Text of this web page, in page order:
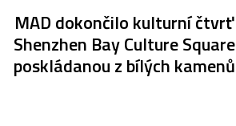
MAD dokončilo kulturní čtvrť
Shenzhen Bay Culture Square
poskládanou z bílých kamenů